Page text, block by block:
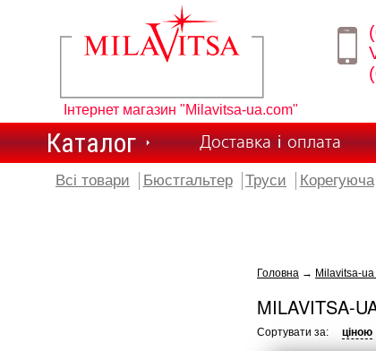
Інтернет магазин "Milavitsa-ua.com"
Каталог Доставка і оплата
Всі товари Бюстгальтер Труси Корегуюча
Головна → Milavitsa-ua
MILAVITSA-
Сортувати за: ціною